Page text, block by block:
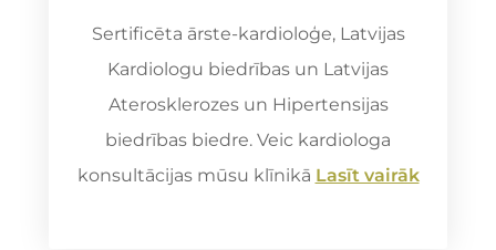
Sertificēta ārste-kardioloģe, Latvijas
Kardiologu biedrības un Latvijas
Aterosklerozes un Hipertensijas
biedrības biedre. Veic kardiologa
konsultācijas mūsu klīnikā Lasīt vairāk